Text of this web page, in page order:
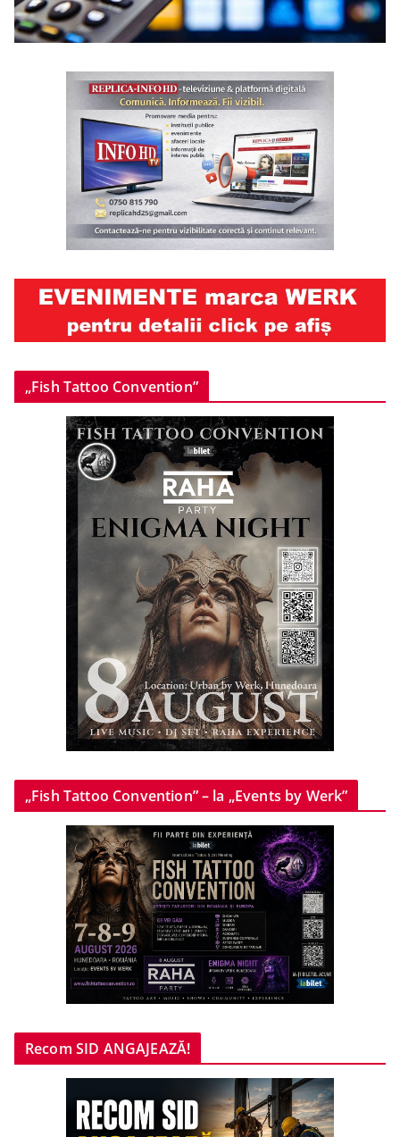
„Fish Tattoo Convention”
„Fish Tattoo Convention” – la „Events by Werk”
Recom SID ANGAJEAZĂ!